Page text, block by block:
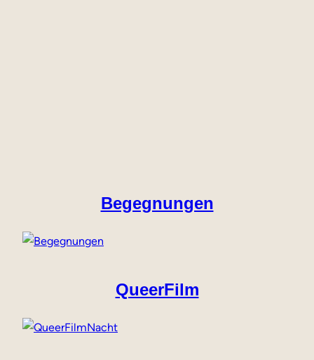
Begegnungen
QueerFilm